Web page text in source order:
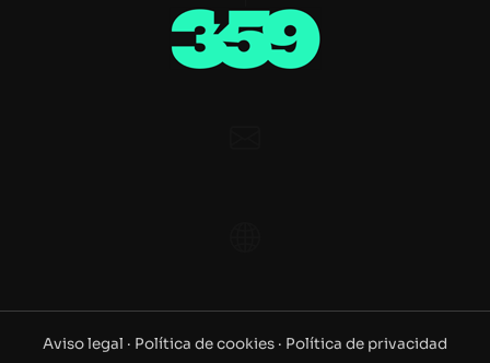
Aviso legal · Política de cookies · Política de privacidad